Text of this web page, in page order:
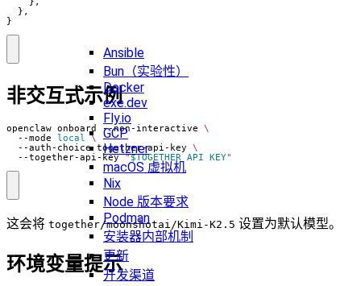
Ansible
Bun（实验性）
Docker
exe.dev
Fly.io
GCP
Hetzner
macOS 虚拟机
Nix
Node 版本要求
Podman
安装器内部机制
更新
开发渠道
  },
}
非交互式示例
openclaw onboard --non-interactive
  --mode
local
  --auth-choice together-api-key
  --together-api-key
"$TOGETHER_API_KEY"
这会将 together/moonshotai/Kimi-K2.5 设置为默认模型。
环境变量提示